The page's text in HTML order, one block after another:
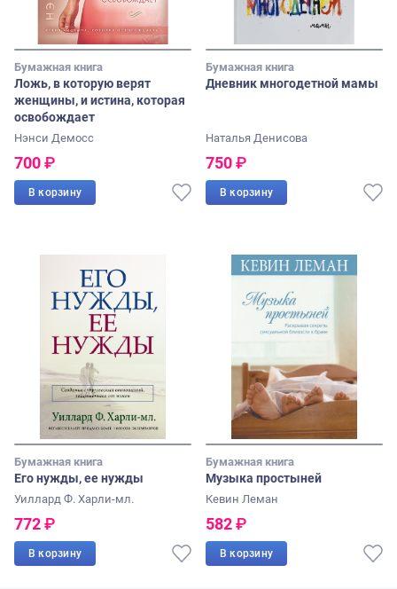
Бумажная книга
Ложь, в которую верят
женщины, и истина, которая
освобождает
Нэнси Демосс
700₽
В корзину
Бумажная книга
Дневник многодетной мамы
Наталья Денисова
750₽
В корзину
Бумажная книга
Его нужды, ее нужды
Уиллард Ф. Харли-мл.
772₽
В корзину
Бумажная книга
Музыка простыней
Кевин Леман
582₽
В корзину